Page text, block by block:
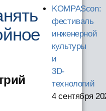
KOMPAScon:
фестиваль
инженерной
культуры
и
3D-
технологий
4 сентября